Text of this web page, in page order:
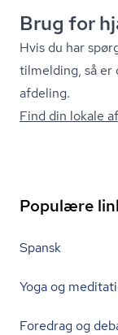
Brug for
Hvis du har
tilmelding, så er
afdeling.
Find din lokale
Populære
Spansk
Yoga og
Foredrag og